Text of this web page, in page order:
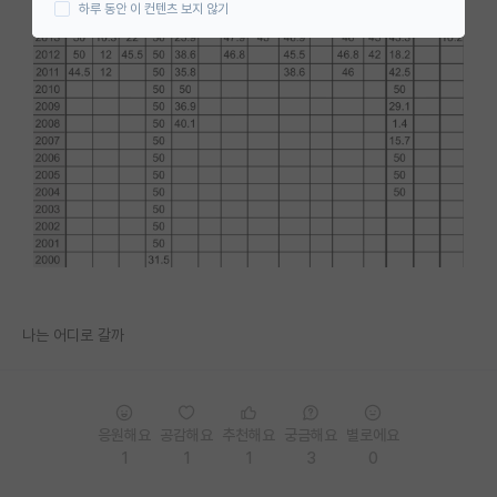
연구실(PI) 홍보 게시판
석박사 채용 정보 게시판
임용 정보 게시판
학부 인턴 게시판
취업 게시판
임용 후기 게시판
인문사회 계열 게시판
나는 어디로 갈까
하루 동안 이 컨텐츠 보지 않기